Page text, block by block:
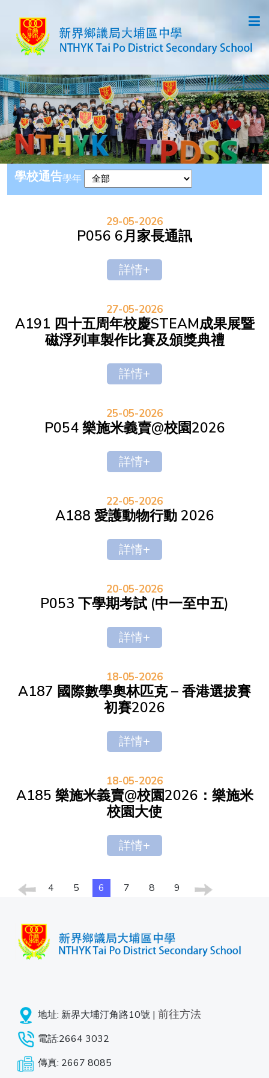
學校通告學年
29-05-2026
P056 6月家長通訊
詳情+
27-05-2026
A191 四十五周年校慶STEAM成果展暨
磁浮列車製作比賽及頒獎典禮
詳情+
25-05-2026
P054 樂施米義賣@校園2026
詳情+
22-05-2026
A188 愛護動物行動 2026
詳情+
20-05-2026
P053 下學期考試 (中一至中五)
詳情+
18-05-2026
A187 國際數學奧林匹克 – 香港選拔賽
初賽2026
詳情+
18-05-2026
A185 樂施米義賣@校園2026：樂施米
校園大使
詳情+
4 5 6 7 8 9
地址: 新界大埔汀角路10號 | 前往方法
電話:2664 3032
傳真: 2667 8085